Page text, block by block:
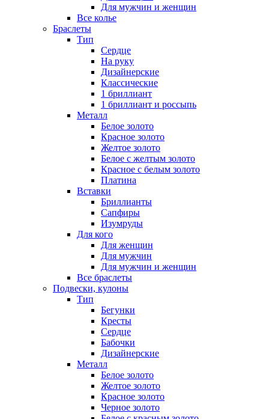
Для мужчин и женщин
Все колье
Браслеты
Тип
Сердце
На руку
Дизайнерские
Классические
1 бриллиант
1 бриллиант и россыпь
Металл
Белое золото
Красное золото
Желтое золото
Белое с желтым золото
Красное с белым золото
Платина
Вставки
Бриллианты
Сапфиры
Изумруды
Для кого
Для женщин
Для мужчин
Для мужчин и женщин
Все браслеты
Подвески, кулоны
Тип
Бегунки
Кресты
Сердце
Бабочки
Дизайнерские
Металл
Белое золото
Желтое золото
Красное золото
Черное золото